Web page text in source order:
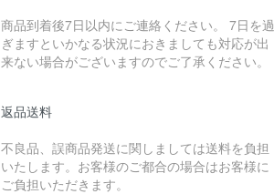
商品到着後7日以内にご連絡ください。 7日を過
ぎますといかなる状況におきましても対応が出
来ない場合がございますのでご了承ください。
返品送料
不良品、誤商品発送に関しましては送料を負担
いたします。お客様のご都合の場合はお客様に
ご負担いただきます。